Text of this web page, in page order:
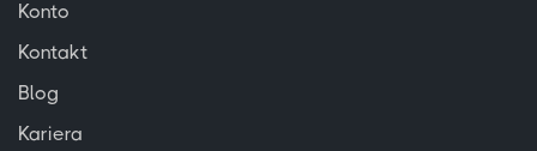
Konto
Kontakt
Blog
Kariera